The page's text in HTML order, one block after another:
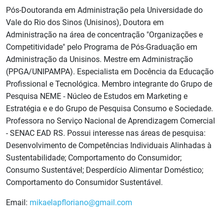
Pós-Doutoranda em Administração pela Universidade do
Vale do Rio dos Sinos (Unisinos), Doutora em
Administração na área de concentração "Organizações e
Competitividade" pelo Programa de Pós-Graduação em
Administração da Unisinos. Mestre em Administração
(PPGA/UNIPAMPA). Especialista em Docência da Educação
Profissional e Tecnológica. Membro integrante do Grupo de
Pesquisa NEME - Núcleo de Estudos em Marketing e
Estratégia e e do Grupo de Pesquisa Consumo e Sociedade.
Professora no Serviço Nacional de Aprendizagem Comercial
- SENAC EAD RS. Possui interesse nas áreas de pesquisa:
Desenvolvimento de Competências Individuais Alinhadas à
Sustentabilidade; Comportamento do Consumidor;
Consumo Sustentável; Desperdício Alimentar Doméstico;
Comportamento do Consumidor Sustentável.
Email: mikaelapfloriano@gmail.com